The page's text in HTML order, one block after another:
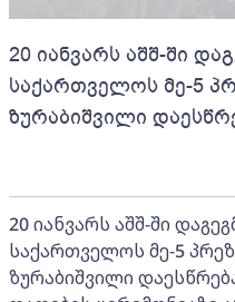
20 იანვარს აშშ-ში
საქართველოს მე-5
ზურაბიშვილი
20 იანვარს აშშ-ში
საქართველოს მე-5
ზურაბიშვილი